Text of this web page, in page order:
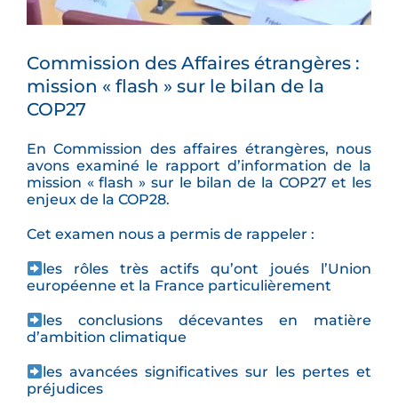
Commission des Affaires étrangères :
mission « flash » sur le bilan de la
COP27
En Commission des affaires étrangères, nous
avons examiné le rapport d’information de la
mission « flash » sur le bilan de la COP27 et les
enjeux de la COP28.
Cet examen nous a permis de rappeler :
les rôles très actifs qu’ont joués l’Union
européenne et la France particulièrement
les conclusions décevantes en matière
d’ambition climatique
les avancées significatives sur les pertes et
préjudices